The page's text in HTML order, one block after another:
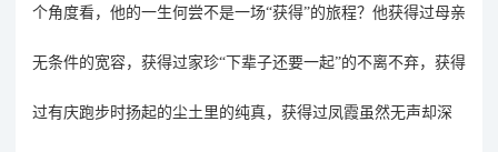
个角度看，他的一生何尝不是一场“获得”的旅程？他获得过母亲
无条件的宽容，获得过家珍“下辈子还要一起”的不离不弃，获得
过有庆跑步时扬起的尘土里的纯真，获得过凤霞虽然无声却深